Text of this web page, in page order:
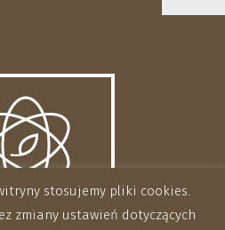
stosujemy pliki cookies.
zmiany ustawień dotyczących